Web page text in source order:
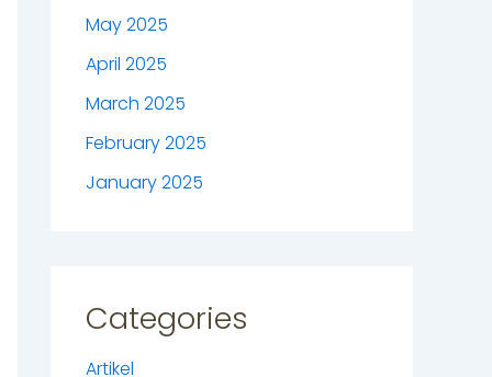
May 2025
April 2025
March 2025
February 2025
January 2025
Categories
Artikel